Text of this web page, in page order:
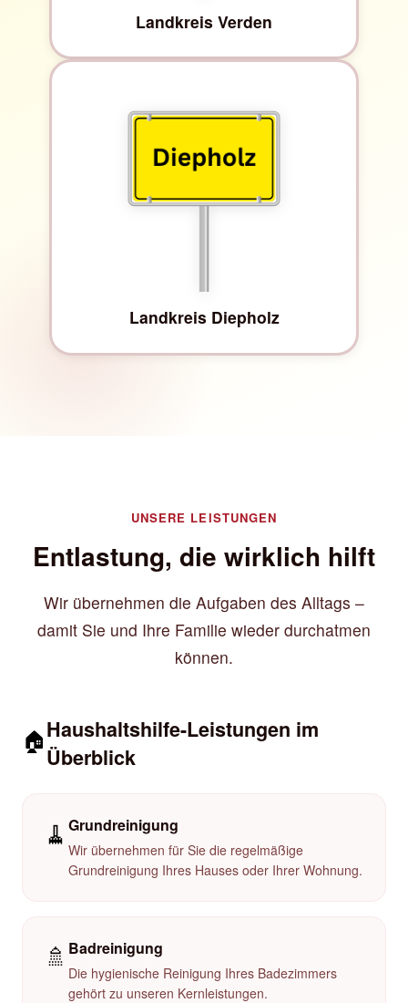
Landkreis Verden
Landkreis Diepholz
UNSERE LEISTUNGEN
Entlastung, die wirklich hilft
Wir übernehmen die Aufgaben des Alltags –
damit Sie und Ihre Familie wieder durchatmen
können.
🏠Haushaltshilfe-Leistungen im
Überblick
🧹 Grundreinigung
Wir übernehmen für Sie die regelmäßige
Grundreinigung Ihres Hauses oder Ihrer Wohnung.
🚿 Badreinigung
Die hygienische Reinigung Ihres Badezimmers
gehört zu unseren Kernleistungen.